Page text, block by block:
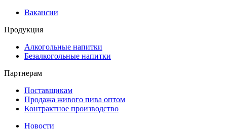
Вакансии
Продукция
Алкогольные напитки
Безалкогольные напитки
Партнерам
Поставщикам
Продажа живого пива оптом
Контрактное производство
Новости